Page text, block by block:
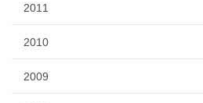
2011
2010
2009